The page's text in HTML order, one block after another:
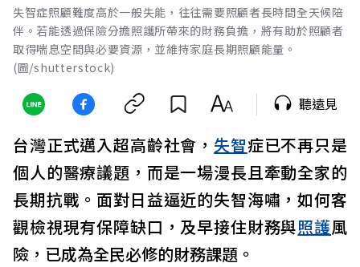
失智症照顧難度高於一般失能，往往需要照顧者長時間全天候陪
伴。若能透過保險分擔照護所帶來的財務負擔，將有助於照顧者
取得喘息空間與必要資源，並維持家庭長期照顧能量。
(圖/shutterstock)
聽遠見
台灣正式邁入超高齡社會， 失智症已不再只是
個人的醫療議題，而是一場漫長且牽動全家的
長期抗戰。面對日益逼近的失智海嘯，如何客
觀檢視現有保障缺口，及早接住財務與照護風
險，已成為全民必修的財務課題。